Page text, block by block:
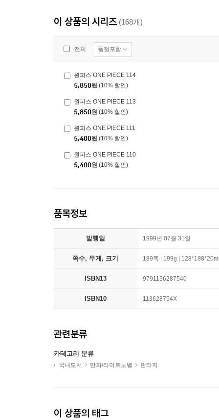
이 상품의 시리즈 (168개)
전체 품절포함
원피스 ONE PIECE 114
5,850원 (10% 할인)
원피스 ONE PIECE 113
5,850원 (10% 할인)
원피스 ONE PIECE 111
5,400원 (10% 할인)
원피스 ONE PIECE 110
5,400원 (10% 할인)
품목정보
발행일 1999년 07월 31일
쪽수, 무게, 크기 189쪽 | 199g |
ISBN13 9791136287540
ISBN10 113628754X
관련분류
카테고리 분류
국내도서 만화/라이트노벨 판타지
이 상품의 태그